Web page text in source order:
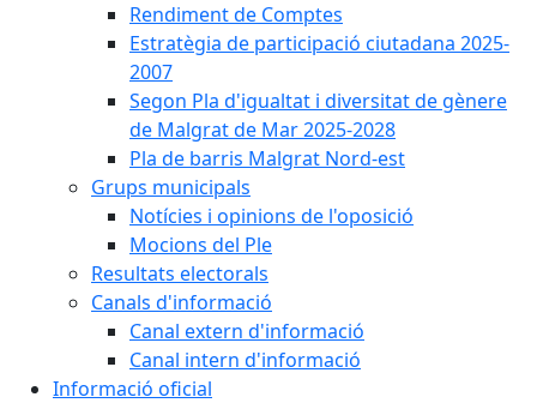
Rendiment de Comptes
Estratègia de participació ciutadana 2025-
2007
Segon Pla d'igualtat i diversitat de gènere
de Malgrat de Mar 2025-2028
Pla de barris Malgrat Nord-est
Grups municipals
Notícies i opinions de l'oposició
Mocions del Ple
Resultats electorals
Canals d'informació
Canal extern d'informació
Canal intern d'informació
Informació oficial